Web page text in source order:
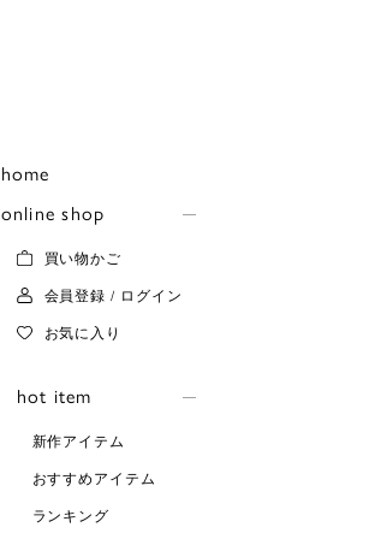
home
online shop
買い物かご
会員登録 / ログイン
お気に入り
hot item
新作アイテム
おすすめアイテム
ランキング